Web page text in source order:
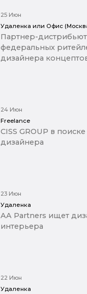
25 Июн
Удаленка или Офис
Партнер-
федеральных
дизайнера
24 Июн
Freelance
CISS GROUP в
дизайнера
23 Июн
Удаленка
AA Partners ищет
интерьера
22 Июн
Удаленка